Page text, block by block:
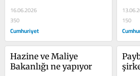
16.06.2026
350
Cumhuriyet
150
Hazine ve Maliye
Bakanlığı ne yapıyor